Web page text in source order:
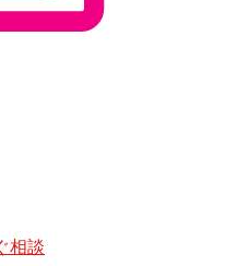
相談